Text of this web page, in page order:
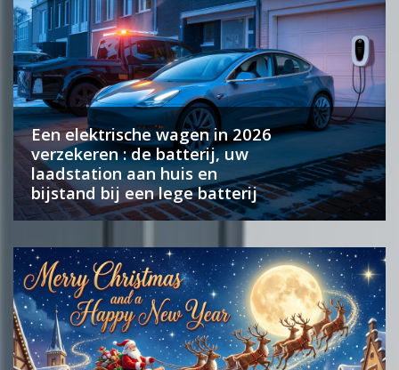
Een elektrische wagen in 2026
verzekeren : de batterij, uw
laadstation aan huis en
bijstand bij een lege batterij